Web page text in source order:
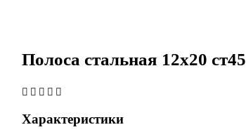
Полоса стальная 12х20 ст45
Характеристики